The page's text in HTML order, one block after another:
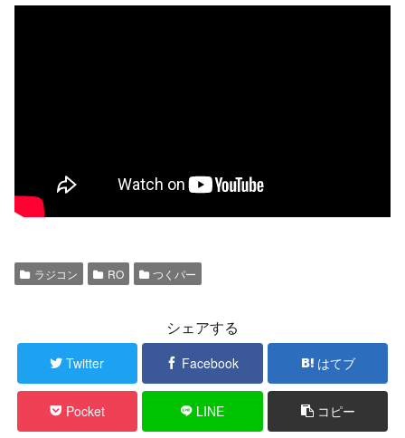
ラジコン RO つくパー
シェアする
Twitter Facebook はてブ
Pocket LINE コピー